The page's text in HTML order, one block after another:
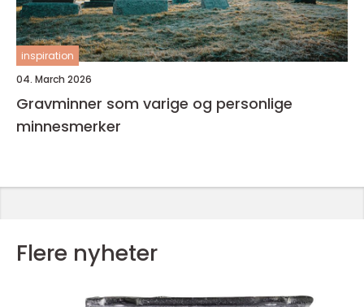
inspiration
04. March 2026
Gravminner som varige og personlige
minnesmerker
Flere nyheter